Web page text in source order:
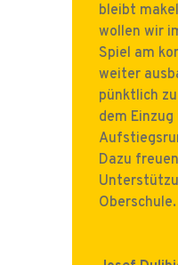
bleibt
wollen wir
Spiel am
weiter
pünktlich
dem Einzug
Dazu
Oberschule.